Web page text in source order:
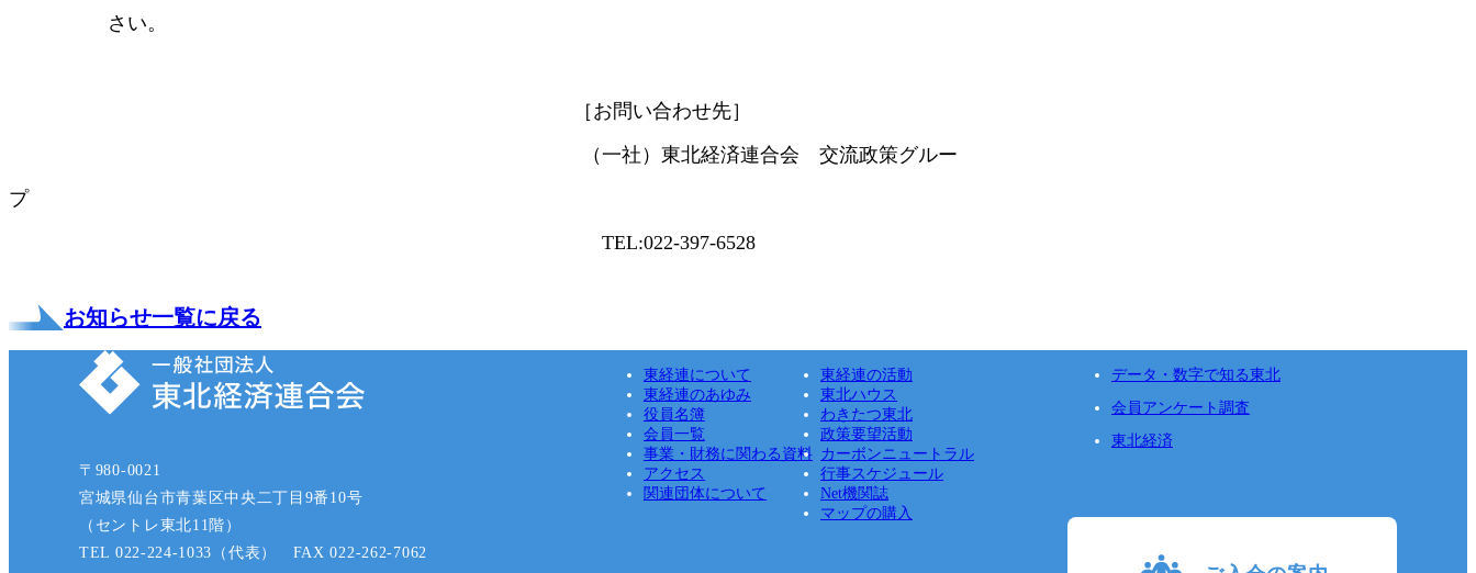
さい。
［お問い合わせ先］
（一社）東北経済連合会 交流政策グルー
プ
TEL:022-397-6528
お知らせ一覧に戻る
〒980-0021
宮城県仙台市青葉区中央二丁目9番10号
（セントレ東北11階）
TEL 022-224-1033（代表） FAX 022-262-7062
東経連について
東経連の活動
東経連のあゆみ
東北ハウス
役員名簿
わきたつ東北
会員一覧
政策要望活動
事業・財務に関わる資料 カーボンニュートラル
アクセス
行事スケジュール
関連団体について
Net機関誌
マップの購入
データ・数字で知る東北
会員アンケート調査
東北経済